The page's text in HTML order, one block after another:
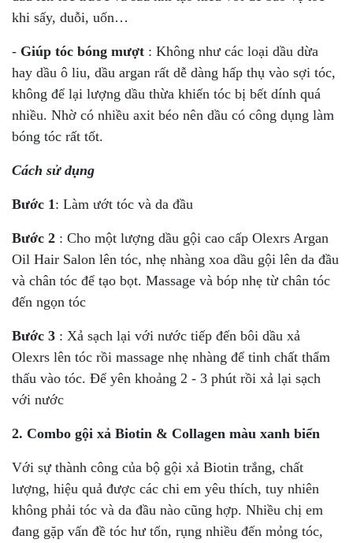
khi sấy, duỗi, uốn…
- Giúp tóc bóng mượt : Không như các loại dầu dừa
hay dầu ô liu, dầu argan rất dễ dàng hấp thụ vào sợi tóc,
không để lại lượng dầu thừa khiến tóc bị bết dính quá
nhiều. Nhờ có nhiều axit béo nên dầu có công dụng làm
bóng tóc rất tốt.
Cách sử dụng
Bước 1: Làm ướt tóc và da đầu
Bước 2 : Cho một lượng dầu gội cao cấp Olexrs Argan
Oil Hair Salon lên tóc, nhẹ nhàng xoa dầu gội lên da đầu
và chân tóc để tạo bọt. Massage và bóp nhẹ từ chân tóc
đến ngọn tóc
Bước 3 : Xả sạch lại với nước tiếp đến bôi dầu xả
Olexrs lên tóc rồi massage nhẹ nhàng để tinh chất thẩm
thấu vào tóc. Để yên khoảng 2 - 3 phút rồi xả lại sạch
với nước
2. Combo gội xả Biotin & Collagen màu xanh biển
Với sự thành công của bộ gội xả Biotin trắng, chất
lượng, hiệu quả được các chi em yêu thích, tuy nhiên
không phải tóc và da đầu nào cũng hợp. Nhiều chị em
đang gặp vấn đề tóc hư tổn, rụng nhiều đến mỏng tóc,